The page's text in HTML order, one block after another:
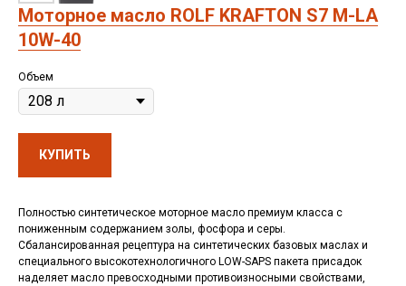
Моторное масло ROLF KRAFTON S7 M-LA
10W-40
Объем
КУПИТЬ
Полностью синтетическое моторное масло премиум класса с
пониженным содержанием золы, фосфора и серы.
Сбалансированная рецептура на синтетических базовых маслах и
специального высокотехнологичного LOW-SAPS пакета присадок
наделяет масло превосходными противоизносными свойствами,